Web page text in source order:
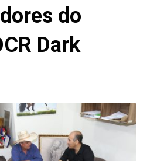
do
Dark